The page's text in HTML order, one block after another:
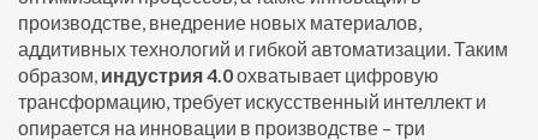
производстве, внедрение новых материалов,
аддитивных технологий и гибкой автоматизации. Таким
образом, индустрия 4.0охватывает цифровую
трансформацию, требует искусственный интеллект и
опирается на инновации в производстве – три